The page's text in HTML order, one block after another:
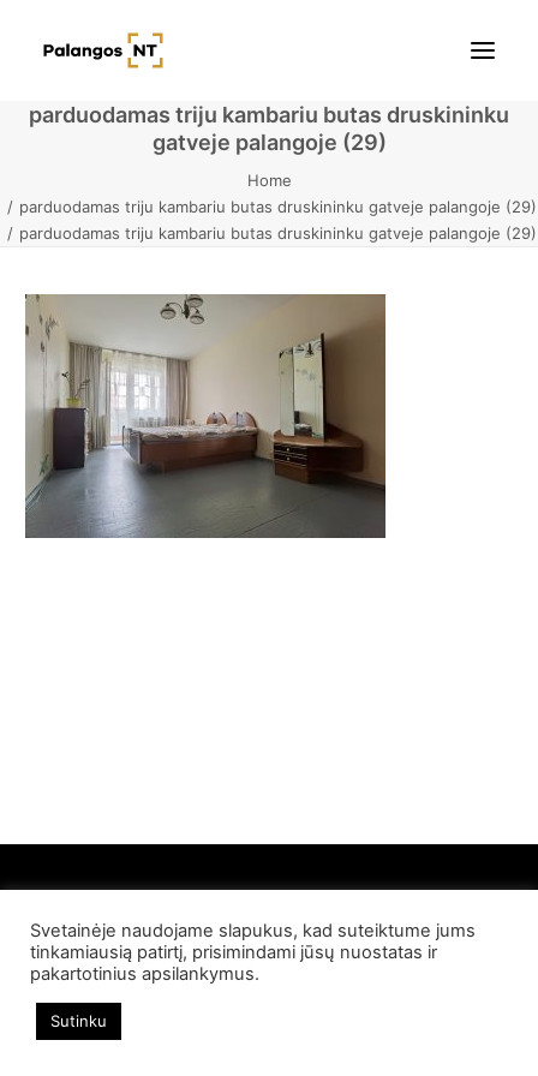
Butai
Žemės sklypai
Kontaktai
parduodamas triju kambariu butas druskininku
gatveje palangoje (29)
Home
parduodamas triju kambariu butas druskininku gatveje palangoje (29)
parduodamas triju kambariu butas druskininku gatveje palangoje (29)
© 2022 Palangos NT. Visos teisės saugomos
Svetainėje naudojame slapukus, kad suteiktume jums
tinkamiausią patirtį, prisimindami jūsų nuostatas ir
pakartotinius apsilankymus.
Sutinku